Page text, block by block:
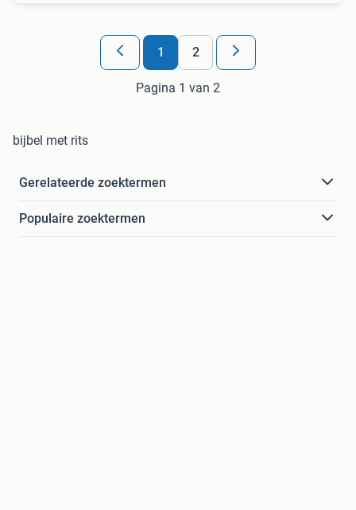
1 2
Pagina 1 van 2
bijbel met rits
Gerelateerde zoektermen
Populaire zoektermen